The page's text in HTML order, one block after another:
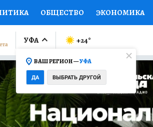
ОБЩЕСТВО ЭКОНОМИКА
ПРОИСШЕСТВИЯ
ОТКРЫВАЕМ МИР
ПРОМОКОДЫ СЕРИАЛЫ
КОЛЛЕКЦИИ КОНКУРСЫ
УФА
ВАШ РЕГИОН —УФА
ДА ВЫБРАТЬ ДРУГОЙ
+24°